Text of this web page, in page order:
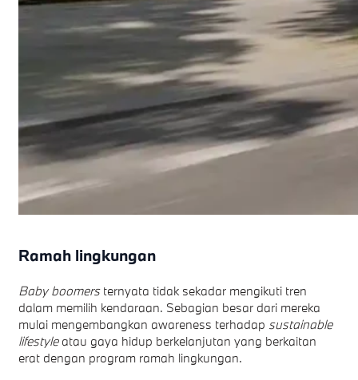
Ramah lingkungan
Baby boomersternyata tidak sekadar mengikuti tren
dalam memilih kendaraan. Sebagian besar dari mereka
mulai mengembangkan awareness terhadap sustainable
lifestyleatau gaya hidup berkelanjutan yang berkaitan
erat dengan program ramah lingkungan.